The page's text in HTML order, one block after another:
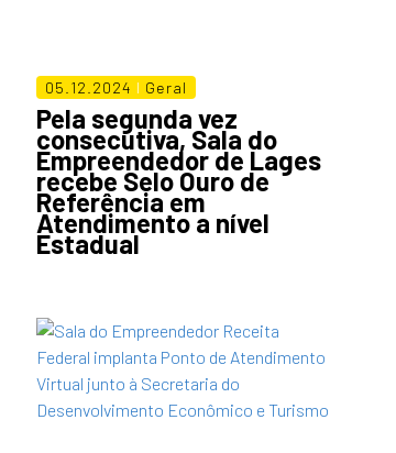
05.12.2024 I Geral
Pela segunda vez
consecutiva, Sala do
Empreendedor de Lages
recebe Selo Ouro de
Referência em
Atendimento a nível
Estadual